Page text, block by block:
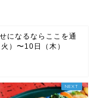
になるならここを通
）〜10日（木）